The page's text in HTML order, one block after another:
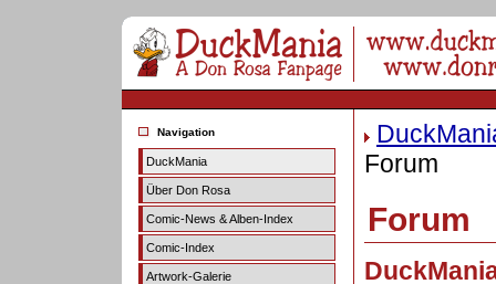
Navigation
DuckMania
Über Don Rosa
Comic-News & Alben-Index
Comic-Index
Artwork-Galerie
Forum
Forum